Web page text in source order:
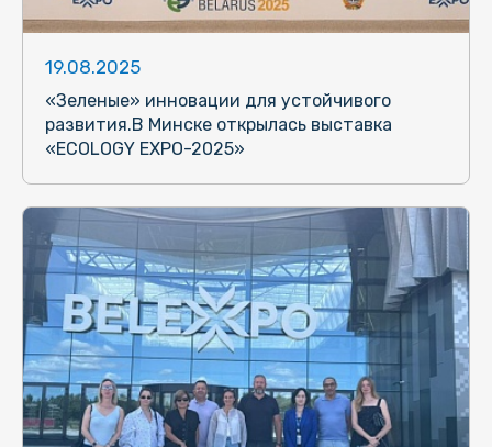
19.08.2025
«Зеленые» инновации для устойчивого
развития.В Минске открылась выставка
«ECOLOGY EXPO-2025»